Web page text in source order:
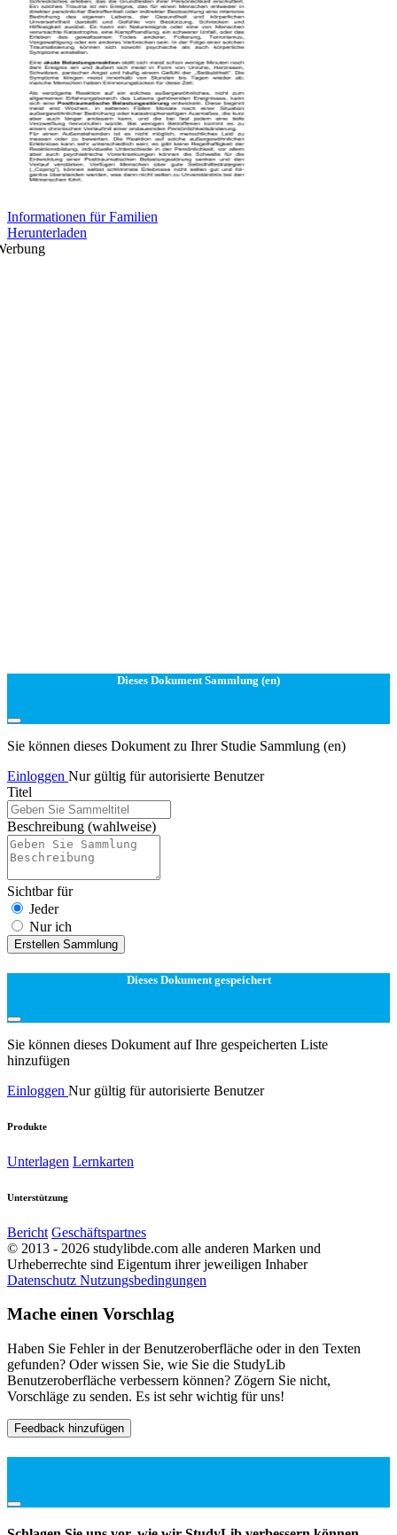
Informationen für Familien
Herunterladen
Dieses Dokument Sammlung (en)
Sie können dieses Dokument zu Ihrer Studie Sammlung (en)
Einloggen Nur gültig für autorisierte Benutzer
Titel
Beschreibung (wahlweise)
Sichtbar für
Jeder
Nur ich
Erstellen Sammlung
Dieses Dokument gespeichert
Sie können dieses Dokument auf Ihre gespeicherten Liste
hinzufügen
Einloggen Nur gültig für autorisierte Benutzer
Produkte
Unterlagen Lernkarten
Unterstützung
Bericht Geschäftspartnes
© 2013 - 2026 studylibde.com alle anderen Marken und
Urheberrechte sind Eigentum ihrer jeweiligen Inhaber
Datenschutz Nutzungsbedingungen
Mache einen Vorschlag
Haben Sie Fehler in der Benutzeroberfläche oder in den Texten
gefunden? Oder wissen Sie, wie Sie die StudyLib
Benutzeroberfläche verbessern können? Zögern Sie nicht,
Vorschläge zu senden. Es ist sehr wichtig für uns!
Feedback hinzufügen